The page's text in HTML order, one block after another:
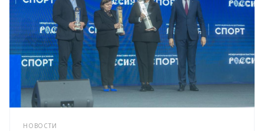
НОВОСТИ